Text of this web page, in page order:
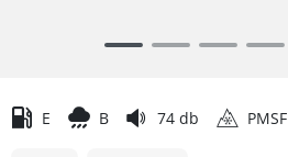
6E B 74 db PMSF